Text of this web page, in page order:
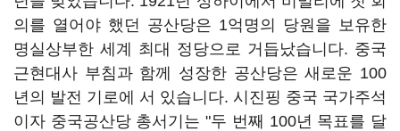
의를 열어야 했던 공산당은 1억명의 당원을 보유한
명실상부한 세계 최대 정당으로 거듭났습니다. 중국
근현대사 부침과 함께 성장한 공산당은 새로운 100
년의 발전 기로에 서 있습니다. 시진핑 중국 국가주석
이자 중국공산당 총서기는 "두 번째 100년 목표를 달